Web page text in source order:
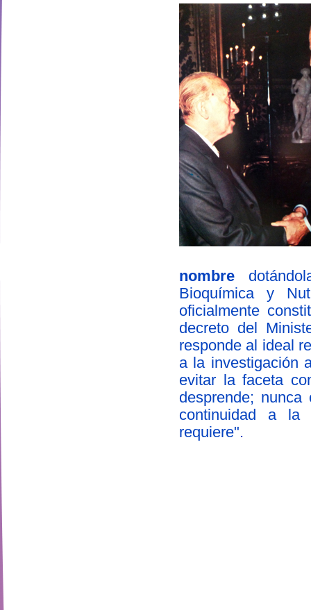
nombre
Bioquímica y
oficialmente
decreto del
responde al ideal
a la investigación
evitar la faceta
desprende;
continuidad a la
requiere".